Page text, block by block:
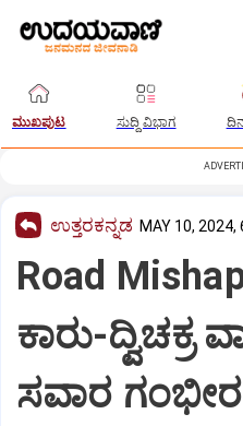
ಮುಖಪುಟ ಸುದ್ದಿ ವಿಭಾಗ
ಉತ್ತರಕನ್ನಡ MAY 10, 2024,
Road
ಕಾರು-
ಸವಾರ ಗಂಭೀರ